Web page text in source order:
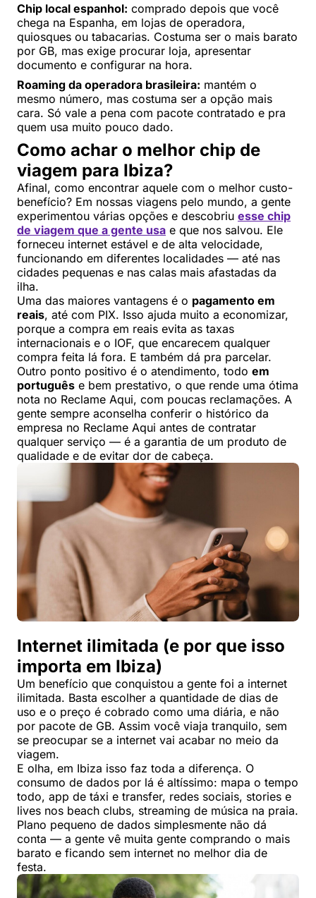
Chip local espanhol: comprado depois que você
chega na Espanha, em lojas de operadora,
quiosques ou tabacarias. Costuma ser o mais barato
por GB, mas exige procurar loja, apresentar
documento e configurar na hora.
Roaming da operadora brasileira: mantém o
mesmo número, mas costuma ser a opção mais
cara. Só vale a pena com pacote contratado e pra
quem usa muito pouco dado.
Como achar o melhor chip de
viagem para Ibiza?
Afinal, como encontrar aquele com o melhor custo-
benefício? Em nossas viagens pelo mundo, a gente
experimentou várias opções e descobriu esse chip
de viagem que a gente usa e que nos salvou. Ele
forneceu internet estável e de alta velocidade,
funcionando em diferentes localidades — até nas
cidades pequenas e nas calas mais afastadas da
ilha.
Uma das maiores vantagens é o pagamento em
reais, até com PIX. Isso ajuda muito a economizar,
porque a compra em reais evita as taxas
internacionais e o IOF, que encarecem qualquer
compra feita lá fora. E também dá pra parcelar.
Outro ponto positivo é o atendimento, todo em
português e bem prestativo, o que rende uma ótima
nota no Reclame Aqui, com poucas reclamações. A
gente sempre aconselha conferir o histórico da
empresa no Reclame Aqui antes de contratar
qualquer serviço — é a garantia de um produto de
qualidade e de evitar dor de cabeça.
Internet ilimitada (e por que isso
importa em Ibiza)
Um benefício que conquistou a gente foi a internet
ilimitada. Basta escolher a quantidade de dias de
uso e o preço é cobrado como uma diária, e não
por pacote de GB. Assim você viaja tranquilo, sem
se preocupar se a internet vai acabar no meio da
viagem.
E olha, em Ibiza isso faz toda a diferença. O
consumo de dados por lá é altíssimo: mapa o tempo
todo, app de táxi e transfer, redes sociais, stories e
lives nos beach clubs, streaming de música na praia.
Plano pequeno de dados simplesmente não dá
conta — a gente vê muita gente comprando o mais
barato e ficando sem internet no melhor dia de
festa.